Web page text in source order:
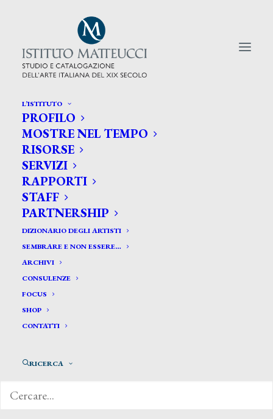
L’ISTITUTO
PROFILO
MOSTRE NEL TEMPO
RISORSE
SERVIZI
RAPPORTI
STAFF
PARTNERSHIP
DIZIONARIO DEGLI ARTISTI
SEMBRARE E NON ESSERE…
ARCHIVI
CONSULENZE
FOCUS
SHOP
CONTATTI
RICERCA
CERCA TRA GLI ARTISTI:
Search
for:
Bertolucci Di Vecchio Giorgina